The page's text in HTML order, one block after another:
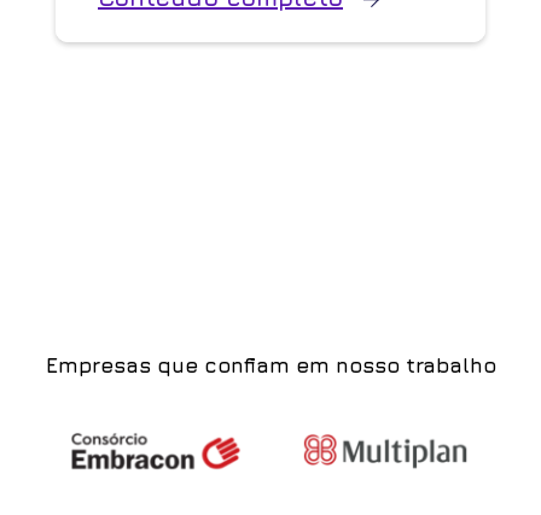
Empresas que confiam em nosso trabalho